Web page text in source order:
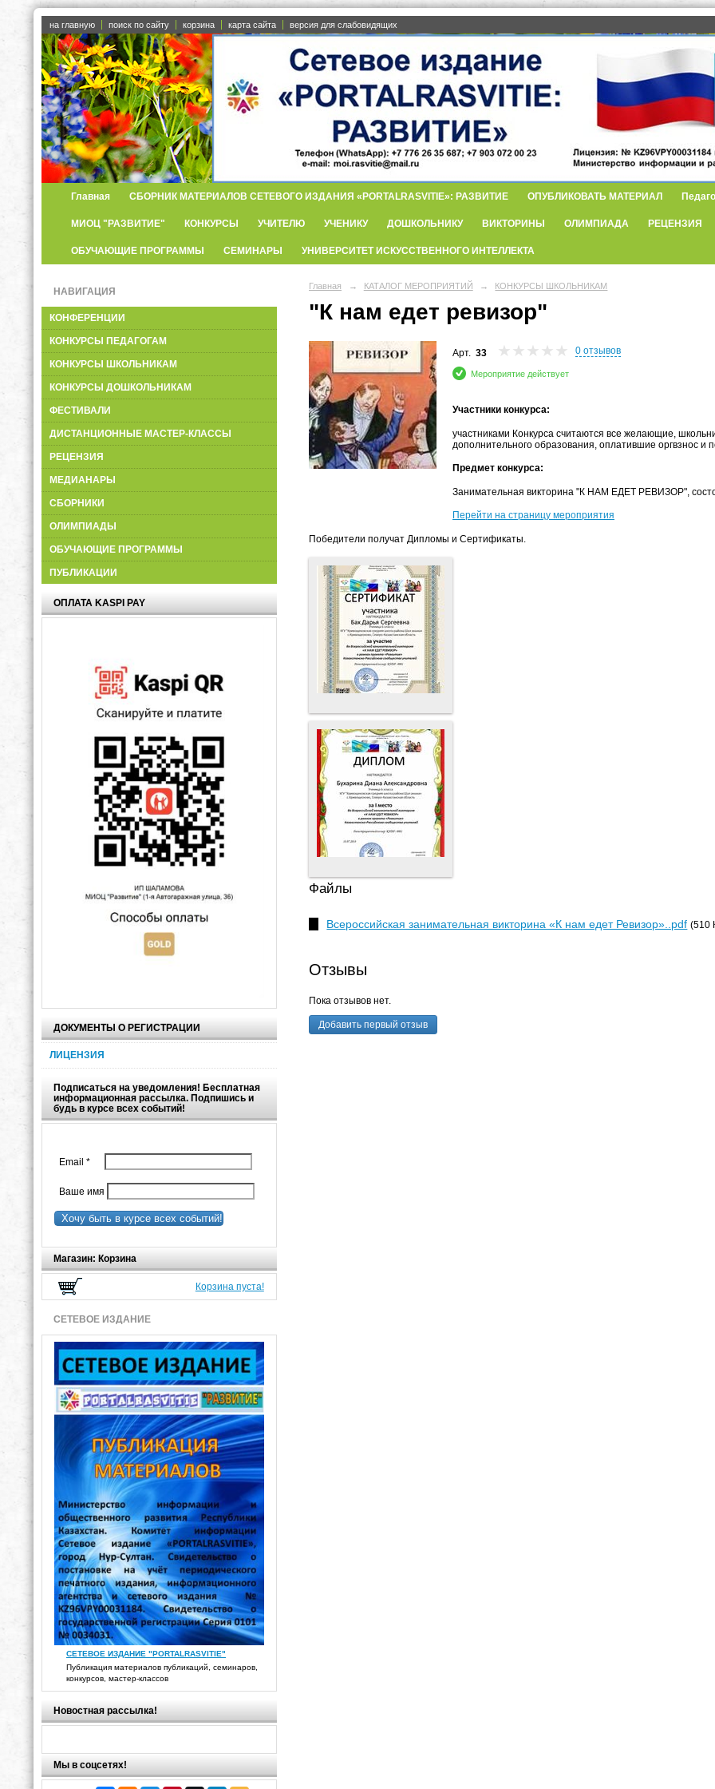
на главную поиск по сайту корзина карта сайта версия для слабовидящих
Главная СБОРНИК МАТЕРИАЛОВ СЕТЕВОГО ИЗДАНИЯ «PORTALRASVITIE»: РАЗВИТИЕ ОПУБЛИКОВАТЬ МАТЕРИАЛ
МИОЦ "РАЗВИТИЕ" КОНКУРСЫ УЧИТЕЛЮ УЧЕНИКУ ДОШКОЛЬНИКУ ВИКТОРИНЫ ОЛИМПИАДА РЕЦЕНЗИЯ
ОБУЧАЮЩИЕ ПРОГРАММЫ СЕМИНАРЫ УНИВЕРСИТЕТ ИСКУССТВЕННОГО ИНТЕЛЛЕКТА
НАВИГАЦИЯ
КОНФЕРЕНЦИИ
КОНКУРСЫ ПЕДАГОГАМ
КОНКУРСЫ ШКОЛЬНИКАМ
КОНКУРСЫ ДОШКОЛЬНИКАМ
ФЕСТИВАЛИ
ДИСТАНЦИОННЫЕ МАСТЕР-КЛАССЫ
РЕЦЕНЗИЯ
МЕДИАНАРЫ
СБОРНИКИ
ОЛИМПИАДЫ
ОБУЧАЮЩИЕ ПРОГРАММЫ
ПУБЛИКАЦИИ
ОПЛАТА KASPI PAY
ДОКУМЕНТЫ О РЕГИСТРАЦИИ
ЛИЦЕНЗИЯ
Подписаться на уведомления! Бесплатная
информационная рассылка. Подпишись и
будь в курсе всех событий!
Email *
Ваше имя
Хочу быть в курсе всех событий!
Магазин: Корзина
Корзина пуста!
СЕТЕВОЕ ИЗДАНИЕ
СЕТЕВОЕ ИЗДАНИЕ "PORTALRASVITIE"
Публикация материалов публикаций, семинаров,
конкурсов, мастер-классов
Новостная рассылка!
Мы в соцсетях!
Главная → КАТАЛОГ МЕРОПРИЯТИЙ → КОНКУРСЫ ШКОЛЬНИКАМ
"К нам едет ревизор"
Арт. 33 0 отзывов
Мероприятие действует
Участники конкурса:
участниками Конкурса считаются все желающие,
дополнительного образования, оплатившие оргвзнос
Предмет конкурса:
Занимательная викторина "К НАМ ЕДЕТ РЕВИЗОР",
Перейти на страницу мероприятия
Победители получат Дипломы и Сертификаты.
Файлы
Всероссийская занимательная викторина «К нам едет Ревизор»..pdf (510
Отзывы
Пока отзывов нет.
Добавить первый отзыв